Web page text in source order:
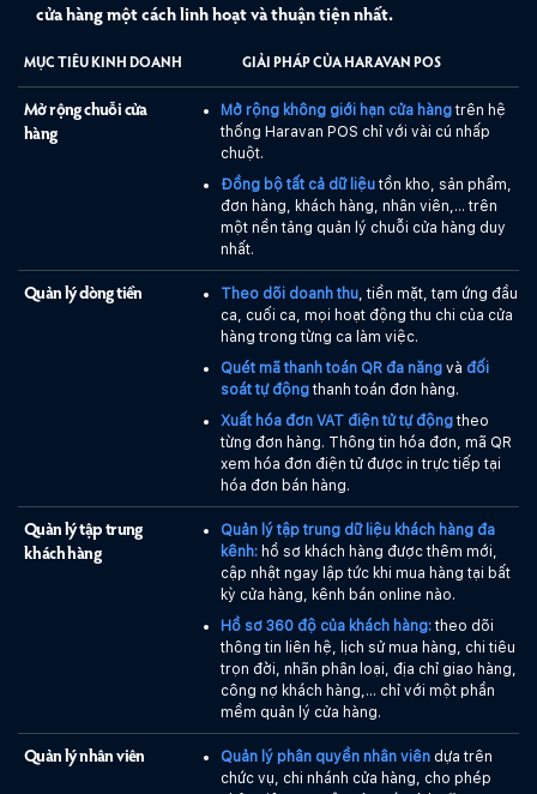
cửa hàng một cách linh hoạt và thuận tiện nhất.
MỤC TIÊU KINH DOANH GIẢI PHÁP CỦA HARAVAN POS
Mở rộng chuỗi cửa
hàng
Mở rộng không giới hạn cửa hàngtrên hệ
thống Haravan POS chỉ với vài cú nhấp
chuột.
Đồng bộ tất cả dữ liệutồn kho, sản phẩm,
đơn hàng, khách hàng, nhân viên,... trên
một nền tảng quản lý chuỗi cửa hàng duy
nhất.
Quản lý dòng tiền Theo dõi doanh thu, tiền mặt, tạm ứng đầu
ca, cuối ca, mọi hoạt động thu chi của cửa
hàng trong từng ca làm việc.
Quét mã thanh toán QR đa năngvà đối
soát tự độngthanh toán đơn hàng.
Xuất hóa đơn VAT điện tử tự độngtheo
từng đơn hàng. Thông tin hóa đơn, mã QR
xem hóa đơn điện tử được in trực tiếp tại
hóa đơn bán hàng.
Quản lý tập trung
khách hàng
Quản lý tập trung dữ liệu khách hàng đa
kênh:hồ sơ khách hàng được thêm mới,
cập nhật ngay lập tức khi mua hàng tại bất
kỳ cửa hàng, kênh bán online nào.
Hồ sơ 360 độ của khách hàng:theo dõi
thông tin liên hệ, lịch sử mua hàng, chi tiêu
trọn đời, nhãn phân loại, địa chỉ giao hàng,
công nợ khách hàng,... chỉ với một phần
mềm quản lý cửa hàng.
Quản lý nhân viên Quản lý phân quyền nhân viêndựa trên
chức vụ, chi nhánh cửa hàng, cho phép